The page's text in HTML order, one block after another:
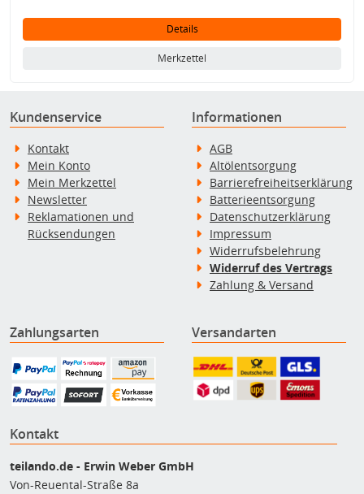
Details
Merkzettel
Kundenservice
Kontakt
Mein Konto
Mein Merkzettel
Newsletter
Reklamationen und
Rücksendungen
Informationen
AGB
Altölentsorgung
Barrierefreiheitserklärung
Batterieentsorgung
Datenschutzerklärung
Impressum
Widerrufsbelehrung
Widerruf des Vertrags
Zahlung & Versand
Zahlungsarten Versandarten
Kontakt
teilando.de - Erwin Weber GmbH
Von-Reuental-Straße 8a